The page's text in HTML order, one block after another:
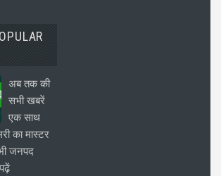
अब तक की
सभी खबरें
एक साथ
का मास्टर
जनपद